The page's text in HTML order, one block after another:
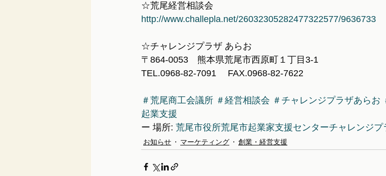
☆荒尾経営相談会
http://www.challepla.net/26032305282477322577/9636733
☆チャレンジプラザ あらお
〒864-0053　熊本県荒尾市西原町１丁目3-1
TEL.0968-82-7091 　FAX.0968-82-7622
＃荒尾商工会議所 ＃経営相談会 ＃チャレンジプラザあらお
起業支援
ー 場所: 荒尾市役所荒尾市起業家支援センターチャレンジプ
お知らせ マーケティング 創業・経営支援